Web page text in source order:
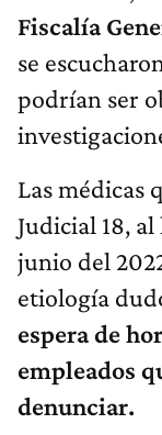
Fiscalía
se
podrían ser
Las médicas
Judicial 18,
junio del
etiología
espera de
empleados
denunciar.